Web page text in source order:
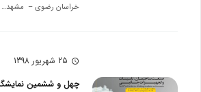
خراسان رضوی – مشهد…
schedule 25 شهریور 1398
چهل و ششمین